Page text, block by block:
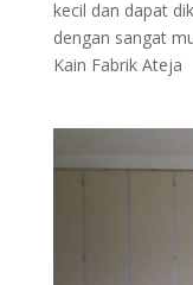
kecil dan dapat
dengan sangat
Kain Fabrik Ateja